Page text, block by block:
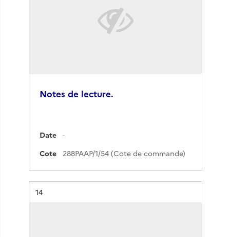
Notes de lecture.
Date
-
Cote
288PAAP/1/54 (Cote de commande)
Résultat n°
14